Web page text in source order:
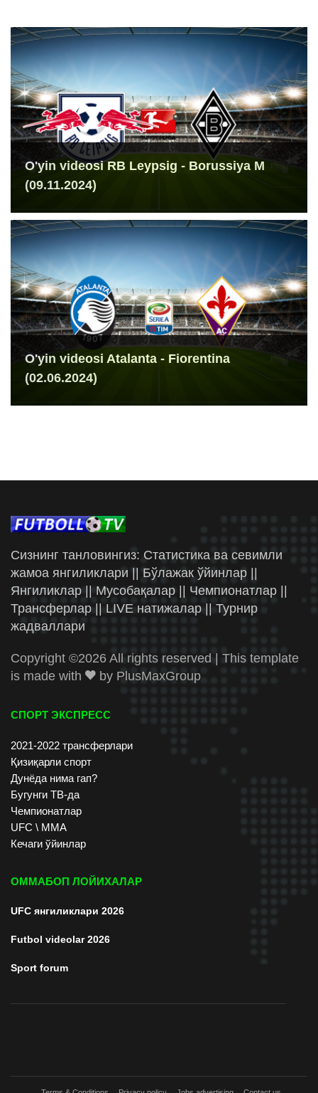
O'yin videosi RB Leypsig - Borussiya M
(09.11.2024)
O'yin videosi Atalanta - Fiorentina
(02.06.2024)
Сизнинг танловингиз: Статистика ва севимли
жамоа янгиликлари || Бўлажак ўйинлар ||
Янгиликлар || Мусобақалар || Чемпионатлар ||
Трансферлар || LIVE натижалар || Турнир
жадваллари
Copyright ©2026 All rights reserved | This template
is made with
by PlusMaxGroup
СПОРТ ЭКСПРЕСС
2021-2022 трансферлари
Қизиқарли спорт
Дунёда нима гап?
Бугунги ТВ-да
Чемпионатлар
UFC \ ММА
Кечаги ўйинлар
ОММАБОП ЛОЙИХАЛАР
UFC янгиликлари 2026
Futbol videolar 2026
Sport forum